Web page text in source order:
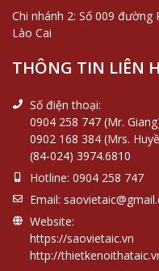
Chi nhánh 2: Số 009
Lào Cai
THÔNG TIN LIÊN
Số điện thoại:
0904 258 747 (Mr.
0902 168 384 (Mrs.
(84-024) 3974.6810
Hotline: 0904 258 747
Email:
Website:
https://saovietaic.vn
http://